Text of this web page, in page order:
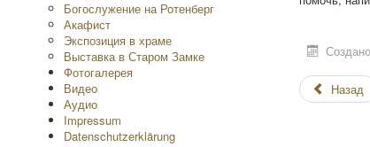
Богослужение на Ротенберг
Акафист
Экспозиция в храме
Выставка в Старом Замке
Фотогалерея
Видео
Аудио
Impressum
Datenschutzerklärung
Назад